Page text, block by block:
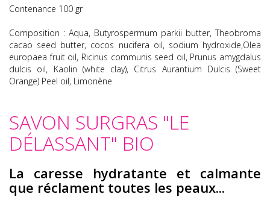
Contenance 100 gr
Composition : Aqua, Butyrospermum parkii butter, Theobroma
cacao seed butter, cocos nucifera oil, sodium hydroxide,Olea
europaea fruit oil, Ricinus communis seed oil, Prunus amygdalus
dulcis oil, Kaolin (white clay), Citrus Aurantium Dulcis (Sweet
Orange) Peel oil, Limonène
SAVON SURGRAS "LE
DÉLASSANT" BIO
La caresse hydratante et calmante
que réclament toutes les peaux...